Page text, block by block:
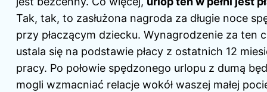
Tak, tak, to zasłużona nagroda za długie noce
przy płaczącym dziecku. Wynagrodzenie za ten
ustala się na podstawie płacy z ostatnich 12
pracy. Po połowie spędzonego urlopu z dumą
mogli wzmacniać relacje wokół waszej małej